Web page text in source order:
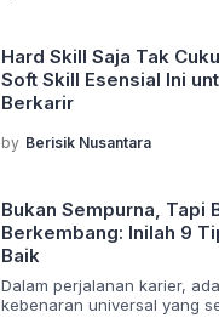
Hard Skill Saja Tak
Soft Skill Esensial Ini
Berkarir
by Berisik Nusantara
Bukan Sempurna, Tapi
Berkembang: Inilah 9
Baik
Dalam perjalanan karier,
kebenaran universal yang